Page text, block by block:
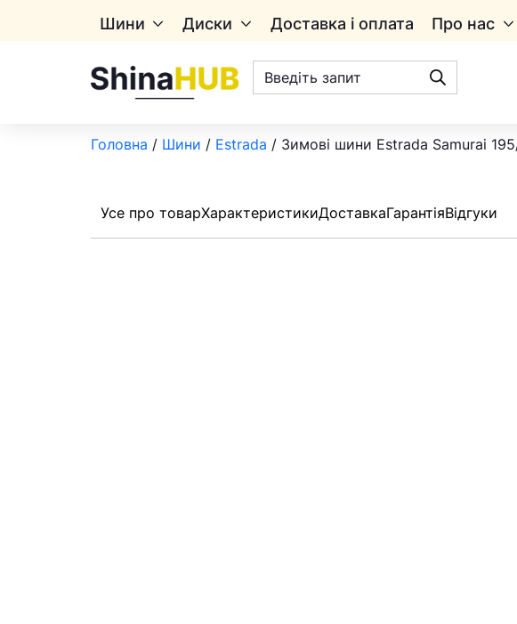
Шини Диски Доставка і оплата Про нас
Пошук
товарів
Головна / Шини / Estrada / Зимові шини Estrada Samurai
Усе про товарХарактеристикиДоставкаГарантіяВідгуки